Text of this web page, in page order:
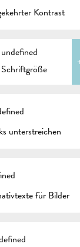
Kontrast
undefined
Schriftgröße
unterstreichen
für Bilder